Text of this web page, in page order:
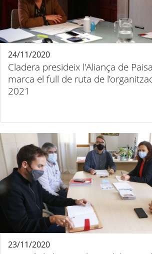
Cladera presideix l'Aliança de
marca el full de ruta de
2021
24/11/2020
23/11/2020